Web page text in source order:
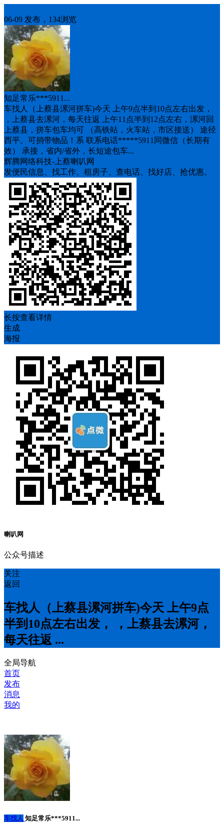
06-09 发布，134浏览
知足常乐***5911...
车找人（上蔡县漯河拼车)今天 上午9点半到10点左右出发，
，上蔡县去漯河，每天往返 上午11点半到12点左右，漯河回
上蔡县，拼车包车均可 （高铁站，火车站，市区接送） 途径
西平。可捎带物品！系 联系电话*****5911同微信（长期有
效） 承接，省内/省外，长短途包车...
辉腾网络科技-上蔡喇叭网
发便民信息、找工作、租房子、查电话、找好店、抢优惠。
长按查看详情
生成
海报
喇叭网
公众号描述
关注
返回
车找人（上蔡县漯河拼车)今天 上午9点
半到10点左右出发， ，上蔡县去漯河，
每天往返 ...
全局导航
首页
发布
消息
我的
车找人 知足常乐***5911...